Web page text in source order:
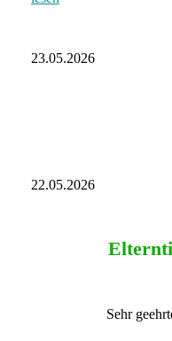
23.05.2026
22.05.2026
Sehr